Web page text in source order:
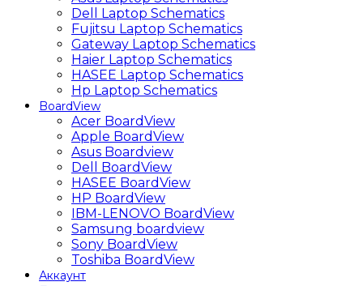
Dell Laptop Schematics
Fujitsu Laptop Schematics
Gateway Laptop Schematics
Haier Laptop Schematics
HASEE Laptop Schematics
Hp Laptop Schematics
BoardView
Acer BoardView
Apple BoardView
Asus Boardview
Dell BoardView
HASEE BoardView
HP BoardView
IBM-LENOVO BoardView
Samsung boardview
Sony BoardView
Toshiba BoardView
Аккаунт